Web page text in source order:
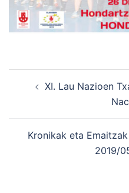
XI. Lau Nazioen
Kronikak eta
2019/